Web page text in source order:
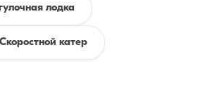
лодка
катер